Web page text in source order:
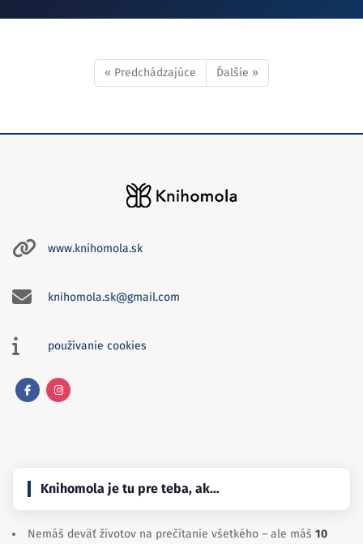
« Predchádzajúce Ďalšie »
www.knihomola.sk
knihomola.sk@gmail.com
používanie cookies
Knihomola je tu pre teba, ak…
Nemáš deväť životov na prečítanie všetkého – ale máš 10